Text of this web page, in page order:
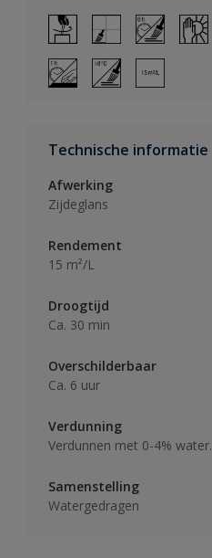
Technische informatie
Afwerking
Zijdeglans
Rendement
15 m²/L
Droogtijd
Ca. 30 min
Overschilderbaar
Ca. 6 uur
Verdunning
Verdunnen met 0-4% water.
Samenstelling
Watergedragen